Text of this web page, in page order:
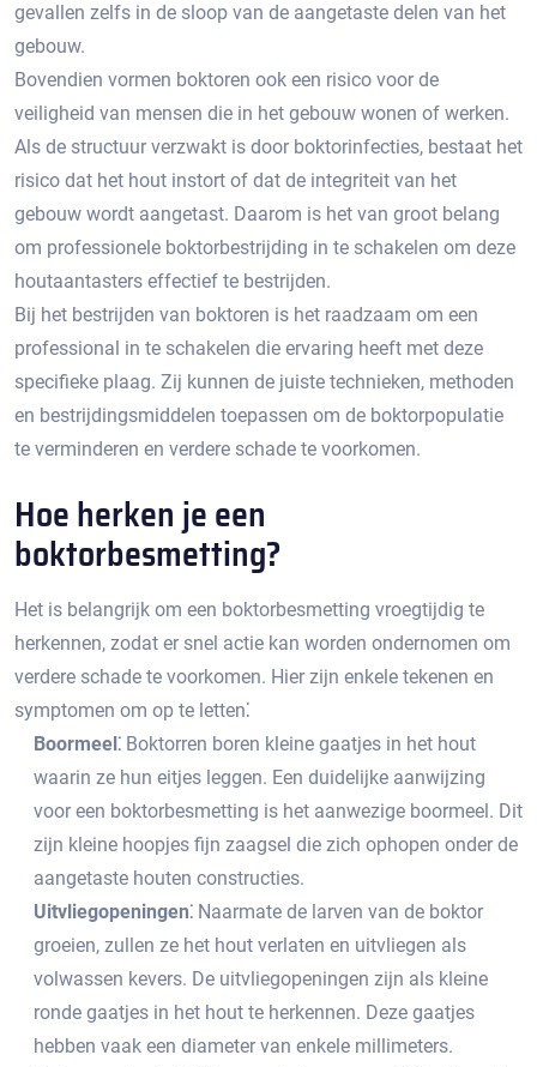
gevallen zelfs in de sloop van de aangetaste delen van het
gebouw.​
Bovendien vormen boktoren ook een risico voor de
veiligheid van mensen die in het gebouw wonen of werken.​
Als de structuur verzwakt is door boktorinfecties, bestaat het
risico dat het hout instort of dat de integriteit van het
gebouw wordt aangetast. Daarom is het van groot belang
om professionele boktorbestrijding in te schakelen om deze
houtaantasters effectief te bestrijden.​
Bij het bestrijden van boktoren is het raadzaam om een
professional in te schakelen die ervaring heeft met deze
specifieke plaag.​ Zij kunnen de juiste technieken, methoden
en bestrijdingsmiddelen toepassen om de boktorpopulatie
te verminderen en verdere schade te voorkomen.​
Hoe herken je een
boktorbesmetting?​
Het is belangrijk om een boktorbesmetting vroegtijdig te
herkennen, zodat er snel actie kan worden ondernomen om
verdere schade te voorkomen.​ Hier zijn enkele tekenen en
symptomen om op te letten⁚
Boormeel⁚ Boktorren boren kleine gaatjes in het hout
waarin ze hun eitjes leggen.​ Een duidelijke aanwijzing
voor een boktorbesmetting is het aanwezige boormeel.​ Dit
zijn kleine hoopjes fijn zaagsel die zich ophopen onder de
aangetaste houten constructies.​
Uitvliegopeningen⁚ Naarmate de larven van de boktor
groeien, zullen ze het hout verlaten en uitvliegen als
volwassen kevers.​ De uitvliegopeningen zijn als kleine
ronde gaatjes in het hout te herkennen.​ Deze gaatjes
hebben vaak een diameter van enkele millimeters.​